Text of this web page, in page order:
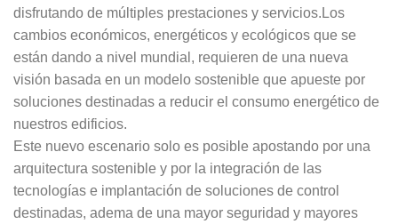
disfrutando de múltiples prestaciones y servicios.Los
cambios económicos, energéticos y ecológicos que se
están dando a nivel mundial, requieren de una nueva
visión basada en un modelo sostenible que apueste por
soluciones destinadas a reducir el consumo energético de
nuestros edificios.
Este nuevo escenario solo es posible apostando por una
arquitectura sostenible y por la integración de las
tecnologías e implantación de soluciones de control
destinadas, adema de una mayor seguridad y mayores